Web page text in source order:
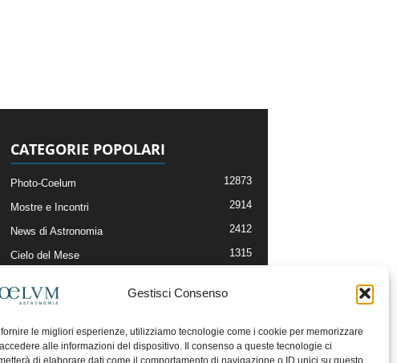
Gestisci Consenso
fornire le migliori esperienze, utilizziamo tecnologie come i cookie per memorizzare
alle informazioni del dispositivo. Il consenso a queste tecnologie ci
di elaborare dati come il comportamento di navigazione o ID unici su questo
CATEGORIE POPOLARI
Photo-Coelum 12873
Mostre e Incontri 2914
News di Astronomia 2412
Cielo del Mese 1315
Articoli e Risorse On-Line
Il Blog della Redazione